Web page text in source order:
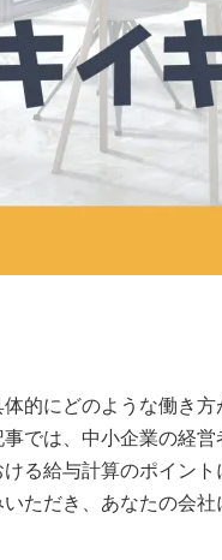
的にどのような働き
では、中小企業の経
る給与計算のポイン
ただき、あなたの会